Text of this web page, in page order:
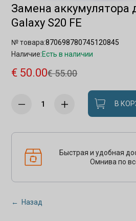
Замена аккумулятора
Galaxy S20 FE
№ товара:870698780745120845
Наличие:Есть в наличии
€ 50.00€ 55.00
В
Быстрая и удобная
Омнива по
← Назад